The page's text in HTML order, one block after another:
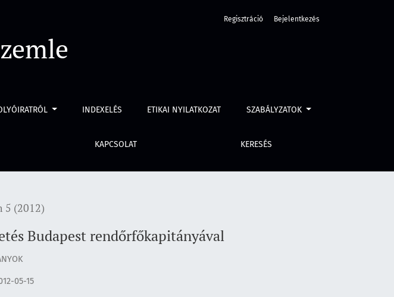
INDEXELÉS ETIKAI NYILATKOZAT SZABÁLYZATOK
KAPCSOLAT KERESÉS
Regisztráció Bejelentkezés
5 (2012)
Budapest rendőrfőkapitányával
05-15